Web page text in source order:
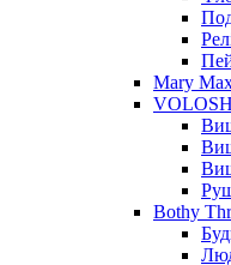
Mary
Bothy